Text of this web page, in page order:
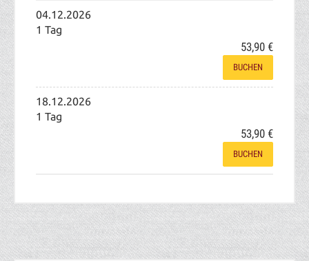
04.12.2026
1 Tag
53,90 €
BUCHEN
18.12.2026
1 Tag
53,90 €
BUCHEN